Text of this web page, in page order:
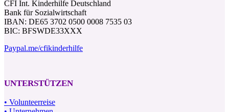
CFI Int. Kinderhilfe Deutschland
Bank für Sozialwirtschaft
IBAN: DE65 3702 0500 0008 7535 03
BIC: BFSWDE33XXX
Paypal.me/cfikinderhilfe
UNTERSTÜTZEN
• Volunteerreise